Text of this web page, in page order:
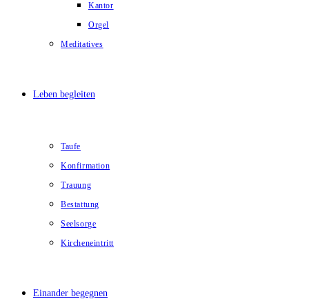
Kantor
Orgel
Meditatives
Leben begleiten
Taufe
Konfirmation
Trauung
Bestattung
Seelsorge
Kircheneintritt
Einander begegnen